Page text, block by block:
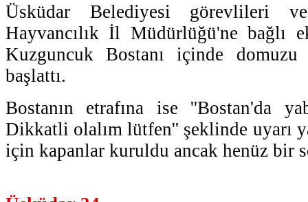
Üsküdar Belediyesi görevlileri
Hayvancılık İl Müdürlüğü'ne bağlı
Kuzguncuk Bostanı içinde domuzu
başlattı.
Bostanın etrafına ise ''Bostan'da
Dikkatli olalım lütfen'' şeklinde uyarı
için kapanlar kuruldu ancak henüz bir